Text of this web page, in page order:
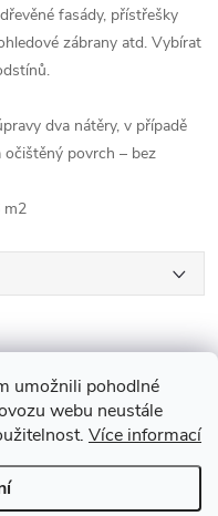
umožnili pohodlné
webu neustále
Více informací
fasády, přístřešky
zábrany atd. Vybírat
dva nátěry, v případě
očištěný povrch – bez
m2
práva vyhrazena.